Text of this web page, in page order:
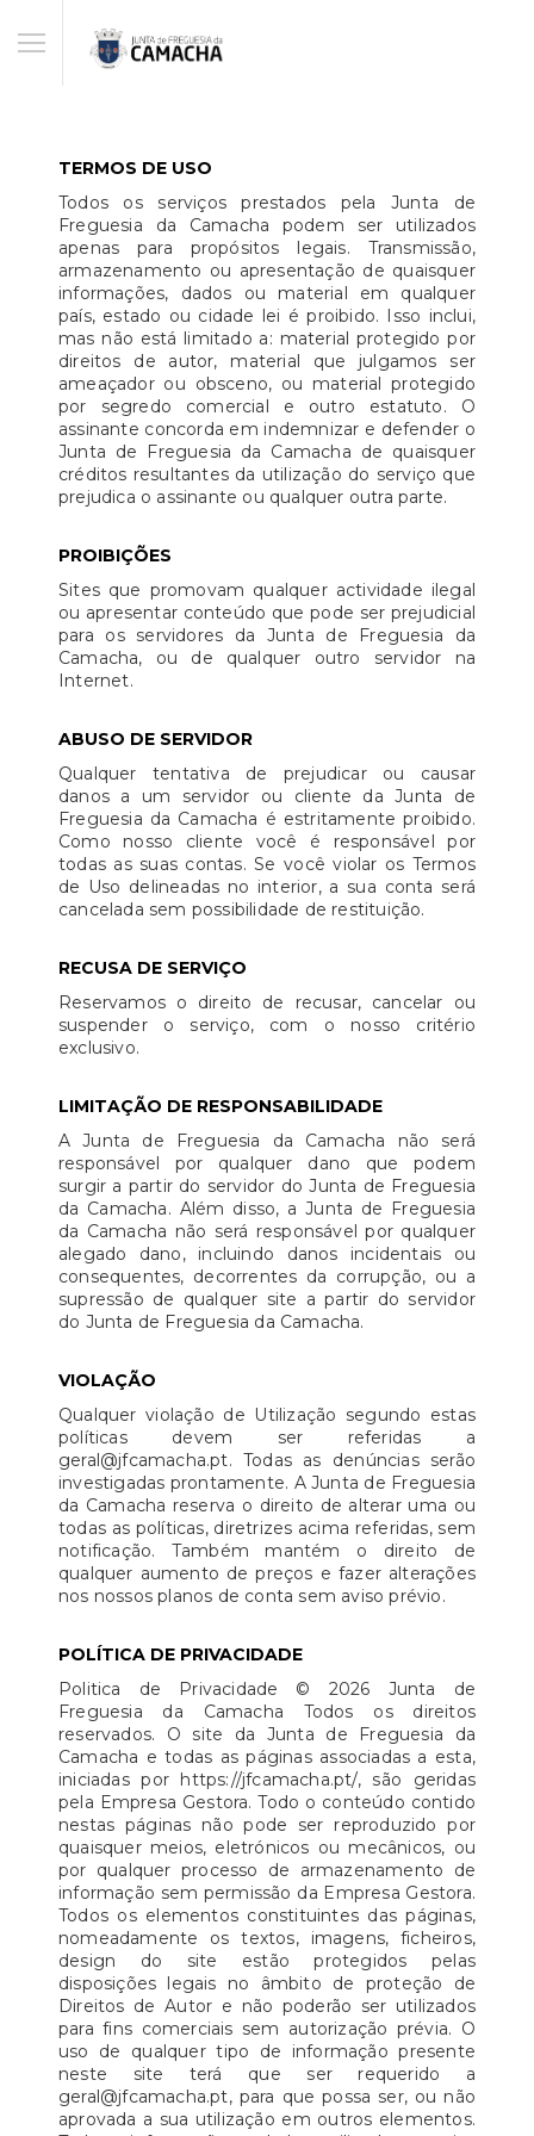
TERMOS DE USO
Todos os serviços prestados pela Junta de
Freguesia da Camacha podem ser utilizados
apenas para propósitos legais. Transmissão,
armazenamento ou apresentação de quaisquer
informações, dados ou material em qualquer
país, estado ou cidade lei é proibido. Isso inclui,
mas não está limitado a: material protegido por
direitos de autor, material que julgamos ser
ameaçador ou obsceno, ou material protegido
por segredo comercial e outro estatuto. O
assinante concorda em indemnizar e defender o
Junta de Freguesia da Camacha de quaisquer
créditos resultantes da utilização do serviço que
prejudica o assinante ou qualquer outra parte.
PROIBIÇÕES
Sites que promovam qualquer actividade ilegal
ou apresentar conteúdo que pode ser prejudicial
para os servidores da Junta de Freguesia da
Camacha, ou de qualquer outro servidor na
Internet.
ABUSO DE SERVIDOR
Qualquer tentativa de prejudicar ou causar
danos a um servidor ou cliente da Junta de
Freguesia da Camacha é estritamente proibido.
Como nosso cliente você é responsável por
todas as suas contas. Se você violar os Termos
de Uso delineadas no interior, a sua conta será
cancelada sem possibilidade de restituição.
RECUSA DE SERVIÇO
Reservamos o direito de recusar, cancelar ou
suspender o serviço, com o nosso critério
exclusivo.
LIMITAÇÃO DE RESPONSABILIDADE
A Junta de Freguesia da Camacha não será
responsável por qualquer dano que podem
surgir a partir do servidor do Junta de Freguesia
da Camacha. Além disso, a Junta de Freguesia
da Camacha não será responsável por qualquer
alegado dano, incluindo danos incidentais ou
consequentes, decorrentes da corrupção, ou a
supressão de qualquer site a partir do servidor
do Junta de Freguesia da Camacha.
VIOLAÇÃO
Qualquer violação de Utilização segundo estas
políticas devem ser referidas a
geral@jfcamacha.pt. Todas as denúncias serão
investigadas prontamente. A Junta de Freguesia
da Camacha reserva o direito de alterar uma ou
todas as políticas, diretrizes acima referidas, sem
notificação. Também mantém o direito de
qualquer aumento de preços e fazer alterações
nos nossos planos de conta sem aviso prévio.
POLÍTICA DE PRIVACIDADE
Politica de Privacidade © 2026 Junta de
Freguesia da Camacha Todos os direitos
reservados. O site da Junta de Freguesia da
Camacha e todas as páginas associadas a esta,
iniciadas por https://jfcamacha.pt/, são geridas
pela Empresa Gestora. Todo o conteúdo contido
nestas páginas não pode ser reproduzido por
quaisquer meios, eletrónicos ou mecânicos, ou
por qualquer processo de armazenamento de
informação sem permissão da Empresa Gestora.
Todos os elementos constituintes das páginas,
nomeadamente os textos, imagens, ficheiros,
design do site estão protegidos pelas
disposições legais no âmbito de proteção de
Direitos de Autor e não poderão ser utilizados
para fins comerciais sem autorização prévia. O
uso de qualquer tipo de informação presente
neste site terá que ser requerido a
geral@jfcamacha.pt, para que possa ser, ou não
aprovada a sua utilização em outros elementos.